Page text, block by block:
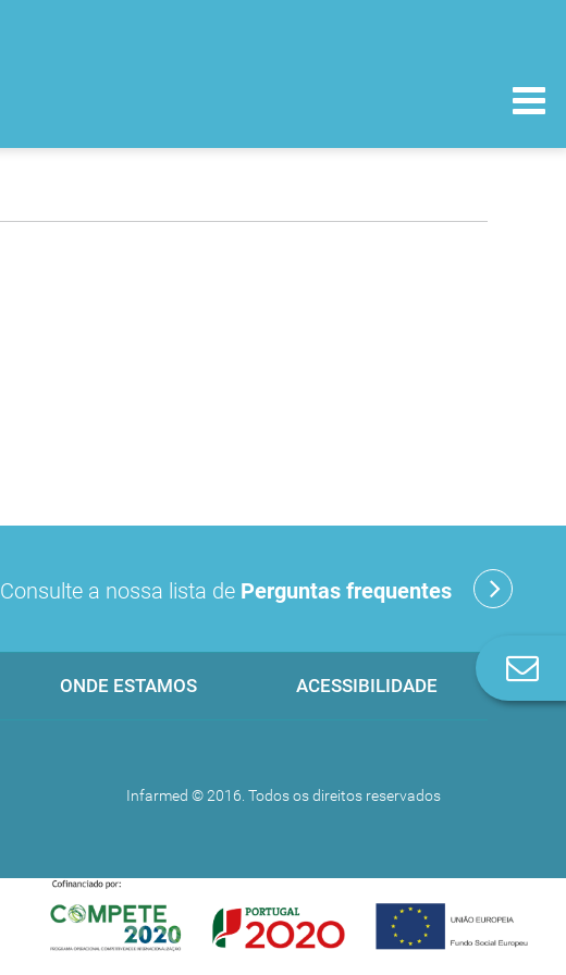
Consulte a nossa lista de Perguntas frequentes
ONDE ESTAMOS ACESSIBILIDADE
Infarmed © 2016. Todos os direitos reservados